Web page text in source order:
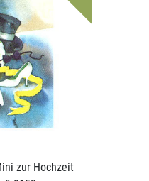
zur Hochzeit